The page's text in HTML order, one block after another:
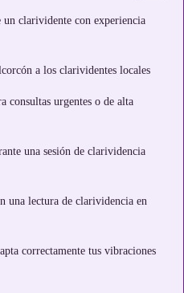
un clarividente con experiencia
a los clarividentes locales
consultas urgentes o de alta
una sesión de clarividencia
una lectura de clarividencia en
correctamente tus vibraciones